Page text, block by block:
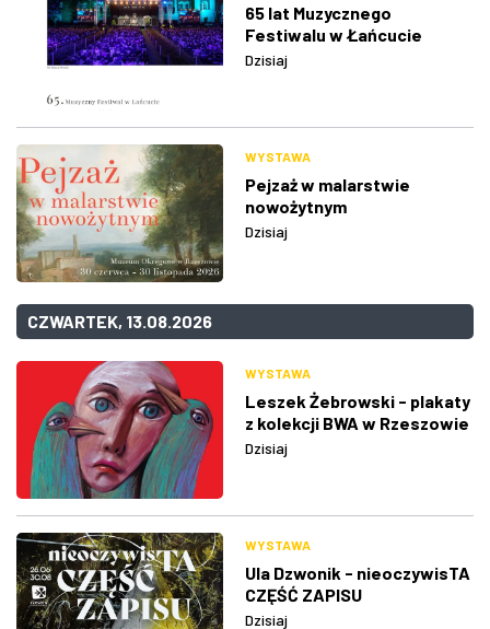
65 lat Muzycznego
Festiwalu w Łańcucie
Dzisiaj
WYSTAWA
Pejzaż w malarstwie
nowożytnym
Dzisiaj
CZWARTEK, 13.08.2026
WYSTAWA
Leszek Żebrowski - plakaty
z kolekcji BWA w Rzeszowie
Dzisiaj
WYSTAWA
Ula Dzwonik - nieoczywisTA
CZĘŚĆ ZAPISU
Dzisiaj